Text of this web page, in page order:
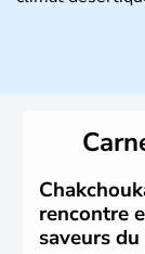
Histoire
près de la
l’une des
l’ouest. Le
plus appréciés.
rencontre
saveurs